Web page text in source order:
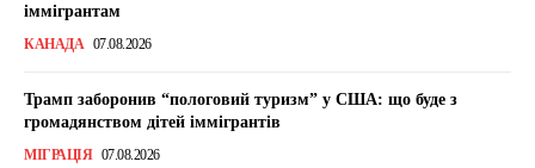
іммігрантам
КАНАДА 07.08.2026
Трамп заборонив “пологовий туризм” у США: що буде з
громадянством дітей іммігрантів
МІГРАЦІЯ 07.08.2026